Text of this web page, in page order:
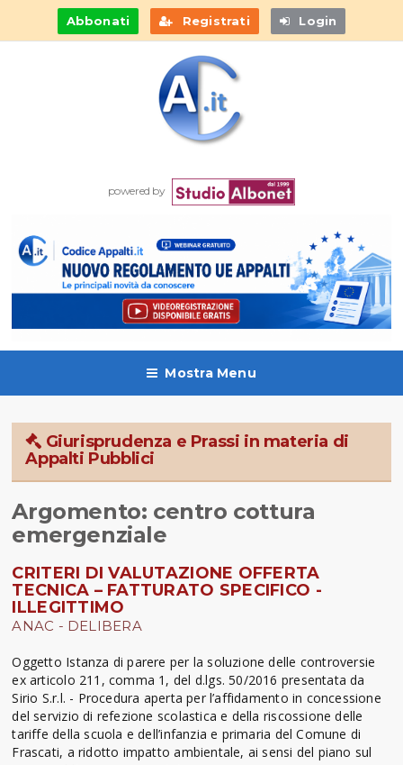
Abbonati Registrati Login
powered by
Mostra Menu
Giurisprudenza e Prassi in materia di
Appalti Pubblici
Argomento: centro cottura
emergenziale
CRITERI DI VALUTAZIONE OFFERTA
TECNICA – FATTURATO SPECIFICO -
ILLEGITTIMO
ANAC - DELIBERA
Oggetto Istanza di parere per la soluzione delle controversie
ex articolo 211, comma 1, del d.lgs. 50/2016 presentata da
Sirio S.r.l. - Procedura aperta per l’affidamento in concessione
del servizio di refezione scolastica e della riscossione delle
tariffe della scuola e dell’infanzia e primaria del Comune di
Frascati, a ridotto impatto ambientale, ai sensi del piano sul